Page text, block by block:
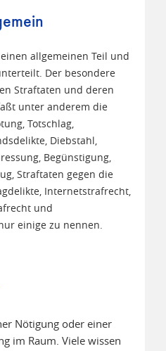
allgemeinen Teil und
Der besondere
Straftaten und deren
unter anderem die
Totschlag,
Diebstahl,
Begünstigung,
Straftaten gegen die
Internetstrafrecht,
und
einige zu nennen.
Nötigung oder einer
im Raum. Viele wissen